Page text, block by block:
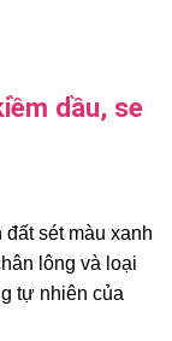
dầu, se
sét màu xanh
lông và loại
tự nhiên của